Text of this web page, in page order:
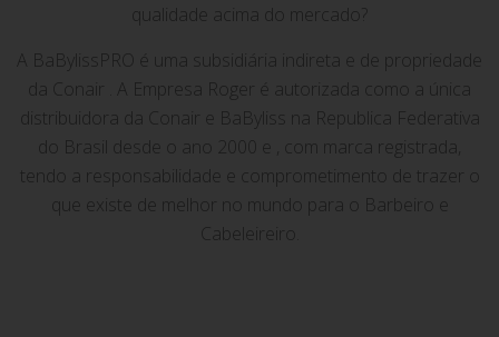
qualidade acima do mercado?
A BaBylissPRO é uma subsidiária indireta e de propriedade
da Conair . A Empresa Roger é autorizada como a única
distribuidora da Conair e BaByliss na Republica Federativa
do Brasil desde o ano 2000 e , com marca registrada,
tendo a responsabilidade e comprometimento de trazer o
que existe de melhor no mundo para o Barbeiro e
Cabeleireiro.